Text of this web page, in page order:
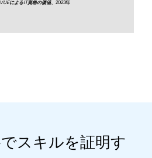
スキルを証明す
によるIT資格の価値、2023年